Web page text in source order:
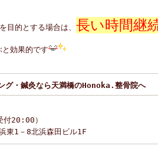
目的とする場合は、 長い時間継
効果的です
グ・鍼灸なら天満橋のHonoka.整骨院へ
20:00）
東1－8北浜森田ビル1F